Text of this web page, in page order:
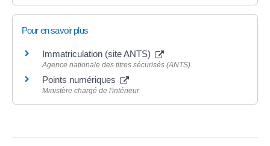
Pour en savoir plus
Immatriculation (site ANTS)
Agence nationale des titres sécurisés (ANTS)
Points numériques
Ministère chargé de l'intérieur